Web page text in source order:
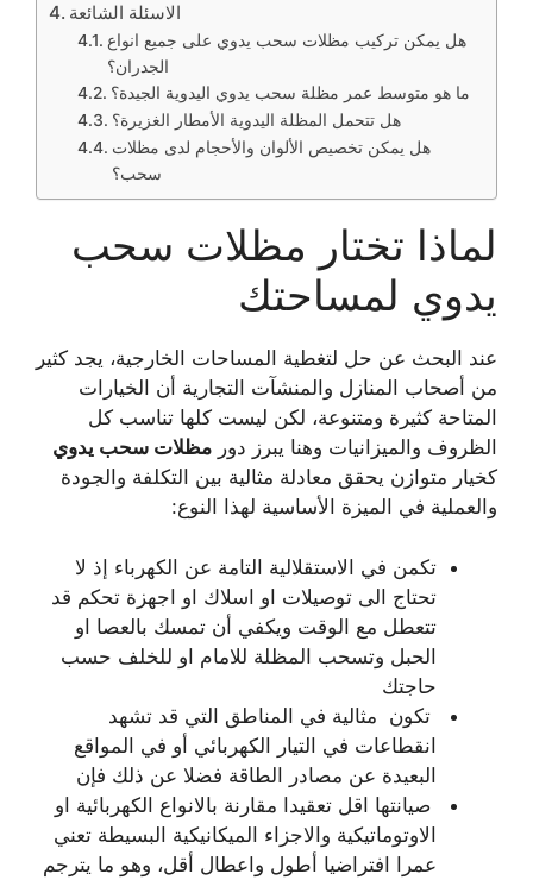
الاسئلة الشائعة
هل يمكن تركيب مظلات سحب يدوي على جميع انواع
الجدران؟
ما هو متوسط عمر مظلة سحب يدوي اليدوية الجيدة؟
هل تتحمل المظلة اليدوية الأمطار الغزيرة؟
هل يمكن تخصيص الألوان والأحجام لدى مظلات
سحب؟
لماذا تختار مظلات سحب
يدوي لمساحتك
عند البحث عن حل لتغطية المساحات الخارجية، يجد كثير
من أصحاب المنازل والمنشآت التجارية أن الخيارات
المتاحة كثيرة ومتنوعة، لكن ليست كلها تناسب كل
الظروف والميزانيات وهنا يبرز دور مظلات سحب يدوي
كخيار متوازن يحقق معادلة مثالية بين التكلفة والجودة
والعملية في الميزة الأساسية لهذا النوع:
تكمن في الاستقلالية التامة عن الكهرباء إذ لا
تحتاج الى توصيلات او اسلاك او اجهزة تحكم قد
تتعطل مع الوقت ويكفي أن تمسك بالعصا او
الحبل وتسحب المظلة للامام او للخلف حسب
حاجتك
تكون مثالية في المناطق التي قد تشهد
انقطاعات في التيار الكهربائي أو في المواقع
البعيدة عن مصادر الطاقة فضلا عن ذلك فإن
صيانتها اقل تعقيدا مقارنة بالانواع الكهربائية او
الاوتوماتيكية والاجزاء الميكانيكية البسيطة تعني
عمرا افتراضيا أطول واعطال أقل، وهو ما يترجم